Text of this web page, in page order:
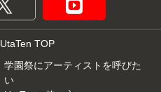
UtaTen TOP
学園祭にアーティストを呼びた
い